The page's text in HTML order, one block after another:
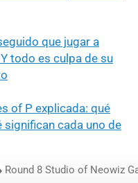
que jugar a
todo es culpa de su
of P explicada: qué
significan cada uno de
Round 8 Studio of Neowiz